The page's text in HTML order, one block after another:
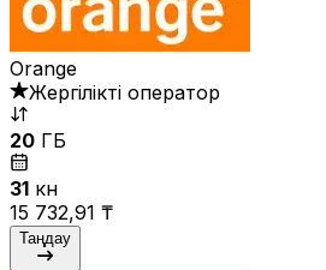
Orange
Жергілікті оператор
20 ГБ
31 күн
15 732,91 ₸
Таңдау